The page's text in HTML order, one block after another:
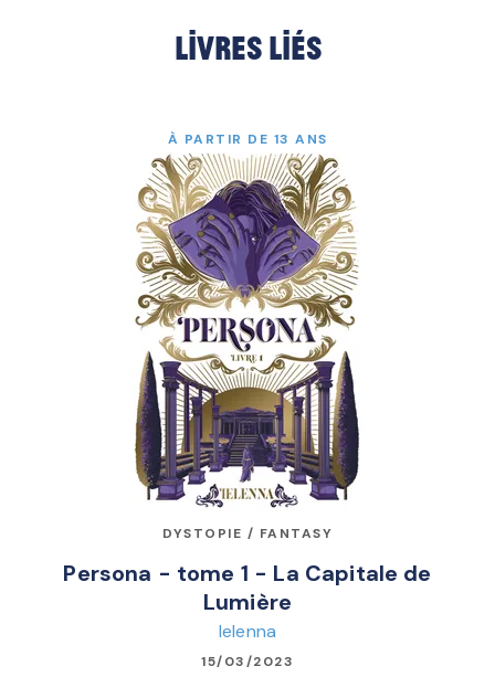
Livres liés
À PARTIR DE 13 ANS
DYSTOPIE / FANTASY
Persona - tome 1 - La Capitale de
Lumière
Ielenna
15/03/2023